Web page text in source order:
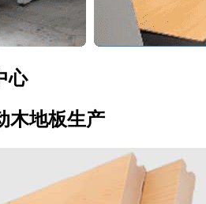
心
木地板生产